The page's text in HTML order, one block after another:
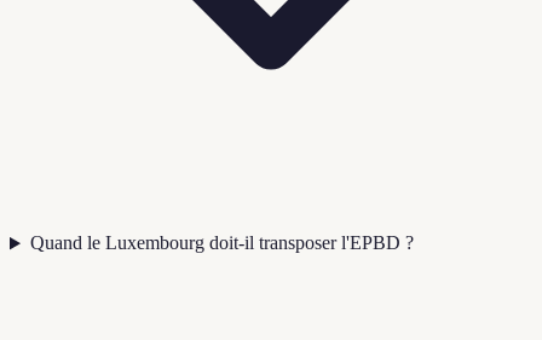
Quand le Luxembourg doit-il transposer l'EPBD ?